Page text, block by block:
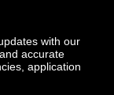
with our
accurate
application